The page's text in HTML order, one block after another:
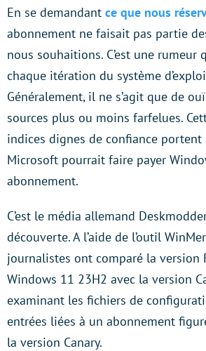
En se demandant ce que nous
abonnement ne faisait pas partie
nous souhaitions. C’est une
chaque itération du système
Généralement, il ne s’agit que de
sources plus ou moins farfelues.
indices dignes de confiance portent
Microsoft pourrait faire payer
abonnement.
C’est le média allemand
découverte. A l’aide de l’outil
journalistes ont comparé la version
Windows 11 23H2 avec la version
examinant les fichiers de
entrées liées à un abonnement
la version Canary.